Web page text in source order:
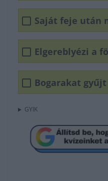
Saját feje után
Elgereblyézi a
Bogarakat gyűjt
GYIK